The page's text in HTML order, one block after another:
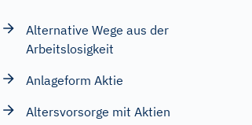
Alternative Wege aus der
Arbeitslosigkeit
Anlageform Aktie
Altersvorsorge mit Aktien